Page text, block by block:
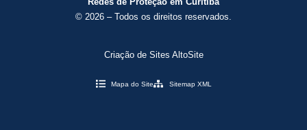
© 2026 – Todos os direitos reservados.
Criação de Sites AltoSite
Mapa do Site Sitemap XML